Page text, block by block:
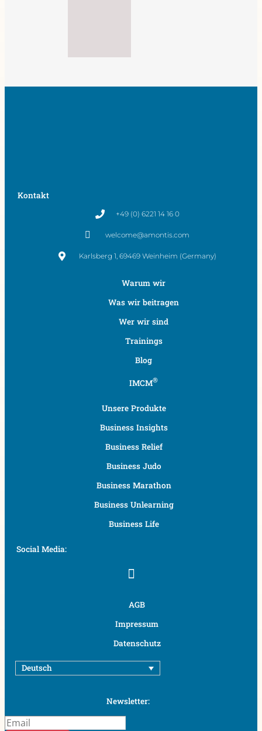
Kontakt
+49 (0) 6221 14 16 0
welcome@amontis.com
Karlsberg 1, 69469 Weinheim (Germany)
Warum wir
Was wir beitragen
Wer wir sind
Trainings
Blog
IMCM®
Unsere Produkte​
Business Insights
Business Relief
Business Judo
Business Marathon
Business Unlearning
Business Life
Social Media:
AGB
Impressum
Datenschutz
Deutsch
Newsletter: